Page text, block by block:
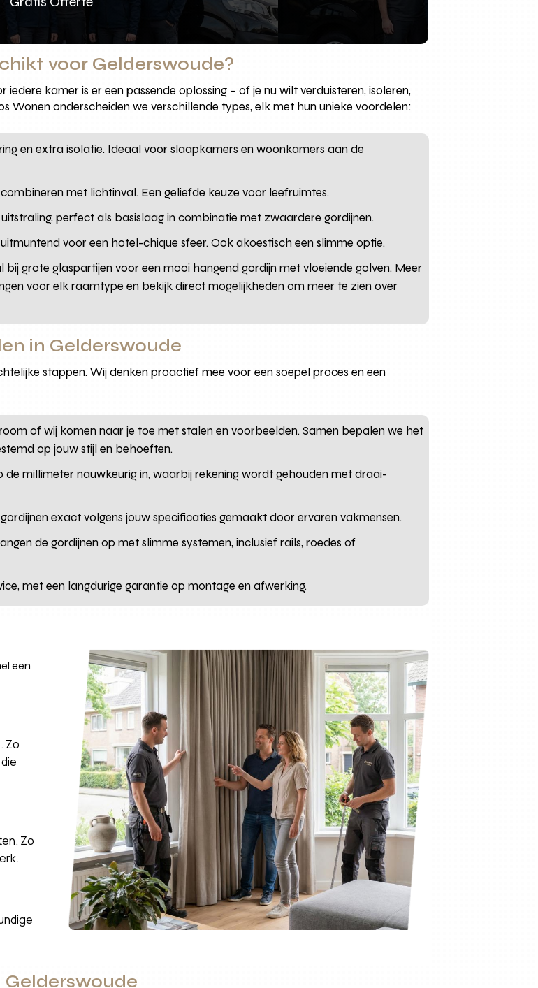
voor Gelderswoude?
kamer is er een passende oplossing – of je nu wilt verduisteren, isoleren,
Wonen onderscheiden we verschillende types, elk met hun unieke voordelen:
en extra isolatie. Ideaal voor slaapkamers en woonkamers aan de
met lichtinval. Een geliefde keuze voor leefruimtes.
perfect als basislaag in combinatie met zwaardere gordijnen.
voor een hotel-chique sfeer. Ook akoestisch een slimme optie.
bij grote glaspartijen voor een mooi hangend gordijn met vloeiende golven. Meer
voor elk raamtype en bekijk direct mogelijkheden om meer te zien over
in Gelderswoude
stappen. Wij denken proactief mee voor een soepel proces en een
of wij komen naar je toe met stalen en voorbeelden. Samen bepalen we het
op jouw stijl en behoeften.
de millimeter nauwkeurig in, waarbij rekening wordt gehouden met draai-
exact volgens jouw specificaties gemaakt door ervaren vakmensen.
de gordijnen op met slimme systemen, inclusief rails, roedes of
met een langdurige garantie op montage en afwerking.
een
Zo
Zo